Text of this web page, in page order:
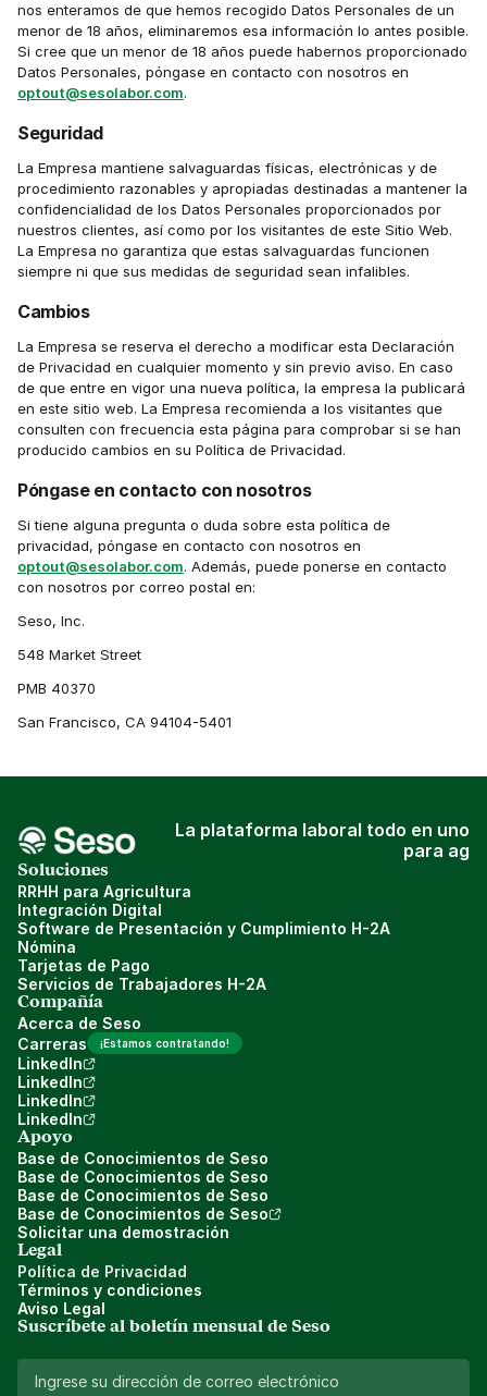
nos enteramos de que hemos recogido Datos Personales de un
menor de 18 años, eliminaremos esa información lo antes posible.
Si cree que un menor de 18 años puede habernos proporcionado
optout@sesolabor.com.
Seguridad
La Empresa mantiene salvaguardas físicas, electrónicas y de
procedimiento razonables y apropiadas destinadas a mantener la
confidencialidad de los Datos Personales proporcionados por
nuestros clientes, así como por los visitantes de este Sitio Web.
La Empresa no garantiza que estas salvaguardas funcionen
siempre ni que sus medidas de seguridad sean infalibles.
Cambios
La Empresa se reserva el derecho a modificar esta Declaración
de Privacidad en cualquier momento y sin previo aviso. En caso
de que entre en vigor una nueva política, la empresa la publicará
en este sitio web. La Empresa recomienda a los visitantes que
consulten con frecuencia esta página para comprobar si se han
producido cambios en su Política de Privacidad.
Póngase en contacto con nosotros
Si tiene alguna pregunta o duda sobre esta política de
optout@sesolabor.com. Además, puede ponerse en contacto
con nosotros por correo postal en:
Seso, Inc.
548 Market Street
PMB 40370
San Francisco, CA 94104-5401
La plataforma laboral todo en uno
para ag
Soluciones
RRHH para Agricultura
Integración Digital
Software de Presentación y Cumplimiento H-2A
Nómina
Tarjetas de Pago
Servicios de Trabajadores H-2A
Compañía
Acerca de Seso
Carreras
¡Estamos contratando!
LinkedIn
LinkedIn
LinkedIn
LinkedIn
Apoyo
Base de Conocimientos de Seso
Base de Conocimientos de Seso
Base de Conocimientos de Seso
Base de Conocimientos de Seso
Solicitar una demostración
Legal
Política de Privacidad
Términos y condiciones
Aviso Legal
Suscríbete al boletín mensual de Seso